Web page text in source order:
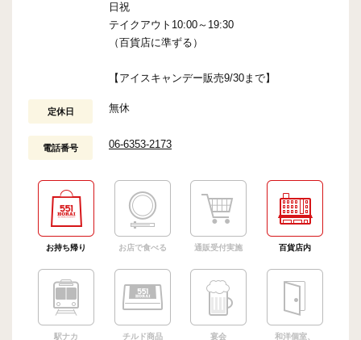
日祝
テイクアウト10:00～19:30
（百貨店に準ずる）
【アイスキャンデー販売9/30まで】
定休日 無休
電話番号 06-6353-2173
お持ち帰り お店で食べる 通販受付実施 百貨店内
駅ナカ チルド商品 宴会 和洋個室、